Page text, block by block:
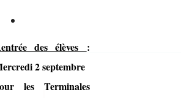
des élèves :
2 septembre
les Terminales